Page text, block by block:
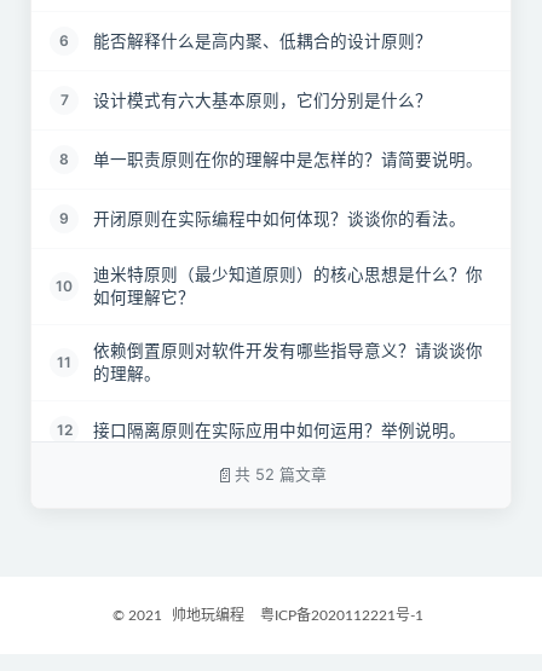
6 能否解释什么是高内聚、低耦合的设计原则？
7 设计模式有六大基本原则，它们分别是什么？
8 单一职责原则在你的理解中是怎样的？请简要说明。
9 开闭原则在实际编程中如何体现？谈谈你的看法。
10
迪米特原则（最少知道原则）的核心思想是什么？你
如何理解它？
11
依赖倒置原则对软件开发有哪些指导意义？请谈谈你
的理解。
12 接口隔离原则在实际应用中如何运用？举例说明。
里氏替换原则在面向对象设计中的作用是什么？请简
共 52 篇文章
© 2021 帅地玩编程 粤ICP备2020112221号-1